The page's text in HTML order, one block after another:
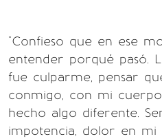
"Confieso que en ese
entender porqué pasó.
fue culparme, pensar
conmigo, con mi
hecho algo diferente.
impotencia, dolor en